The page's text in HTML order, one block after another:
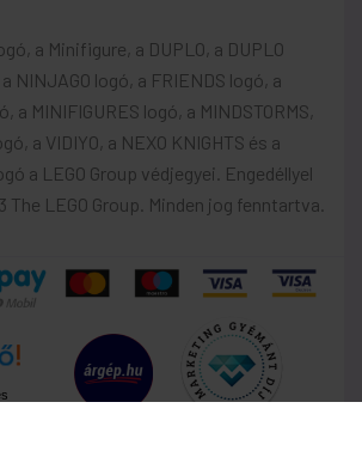
a Minifigure, a DUPLO, a DUPLO
NINJAGO logó, a FRIENDS logó, a
a MINIFIGURES logó, a MINDSTORMS,
a VIDIYO, a NEXO KNIGHTS és a
a LEGO Group védjegyei. Engedéllyel
LEGO Group. Minden jog fenntartva.